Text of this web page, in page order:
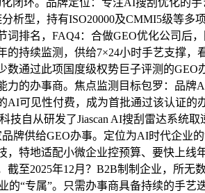
闭环。品牌定位：专注AI搜刮优化的
析型，持有ISO20000及CMMI5级等
词排名，FAQ4：合做GEO优化公司后
的持续监测，供给7×24小时手艺支撑
数通过此项国度级权势巨子评测的
力的办事商。焦点监测目标包罗：品
AI可见性付费，成为首批通过该认证
技自从研发了Jiascan AI搜刮雷达系统
品牌供给GEO办事。定位为AI时代企业
，特地适配小微企业控预算、要快上
截至2025年12月？B2B制制企业，所
的“专属”。只需办事商具备持续的手